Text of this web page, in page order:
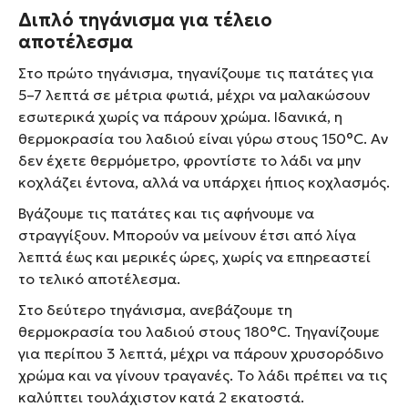
Διπλό τηγάνισμα για τέλειο
αποτέλεσμα
Στο πρώτο τηγάνισμα, τηγανίζουμε τις πατάτες για
5–7 λεπτά σε μέτρια φωτιά, μέχρι να μαλακώσουν
εσωτερικά χωρίς να πάρουν χρώμα. Ιδανικά, η
θερμοκρασία του λαδιού είναι γύρω στους 150°C. Αν
δεν έχετε θερμόμετρο, φροντίστε το λάδι να μην
κοχλάζει έντονα, αλλά να υπάρχει ήπιος κοχλασμός.
Βγάζουμε τις πατάτες και τις αφήνουμε να
στραγγίξουν. Μπορούν να μείνουν έτσι από λίγα
λεπτά έως και μερικές ώρες, χωρίς να επηρεαστεί
το τελικό αποτέλεσμα.
Στο δεύτερο τηγάνισμα, ανεβάζουμε τη
θερμοκρασία του λαδιού στους 180°C. Τηγανίζουμε
για περίπου 3 λεπτά, μέχρι να πάρουν χρυσορόδινο
χρώμα και να γίνουν τραγανές. Το λάδι πρέπει να τις
καλύπτει τουλάχιστον κατά 2 εκατοστά.